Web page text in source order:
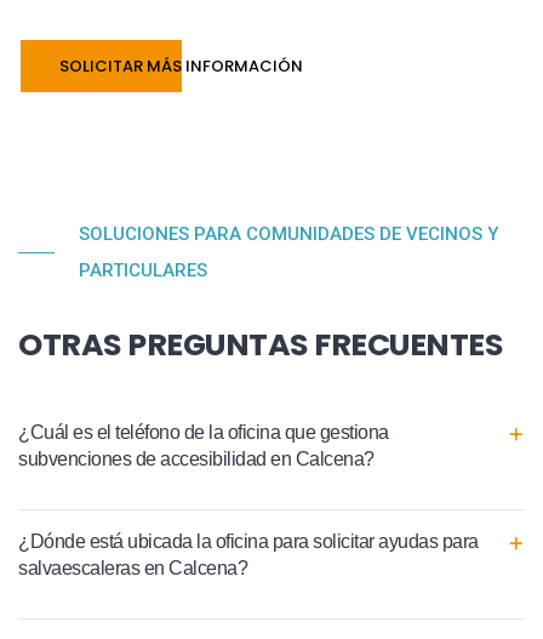
SOLICITAR MÁS INFORMACIÓN
SOLUCIONES PARA COMUNIDADES DE VECINOS Y
PARTICULARES
OTRAS PREGUNTAS FRECUENTES
¿Cuál es el teléfono de la oficina que gestiona
subvenciones de accesibilidad en Calcena?
¿Dónde está ubicada la oficina para solicitar ayudas para
salvaescaleras en Calcena?